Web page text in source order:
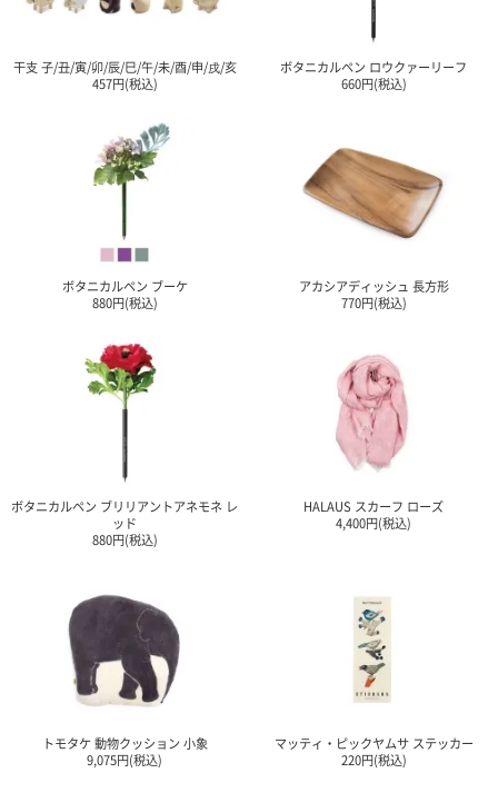
干支 子/丑/寅/卯/辰/巳/午/未/酉/申/戌/亥
457円(税込)
ボタニカルペン ロウクァーリーフ
660円(税込)
ボタニカルペン ブーケ
880円(税込)
アカシアディッシュ 長方形
770円(税込)
ボタニカルペン ブリリアントアネモネ レ
ッド
880円(税込)
HALAUS スカーフ ローズ
4,400円(税込)
トモタケ 動物クッション 小象
9,075円(税込)
マッティ・ピックヤムサ ステッカー
220円(税込)